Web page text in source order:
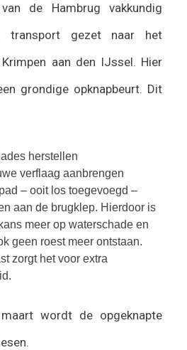
de Hambrug vakkundig
transport gezet naar het
aan den IJssel. Hier
grondige opknapbeurt. Dit
herstellen
verflaag aanbrengen
– ooit los toegevoegd –
aan de brugklep. Hierdoor is
meer op waterschade en
geen roest meer ontstaan.
zorgt het voor extra
wordt de opgeknapte